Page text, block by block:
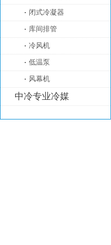
闭式冷凝器
库间排管
冷风机
低温泵
风幕机
中冷专业冷媒